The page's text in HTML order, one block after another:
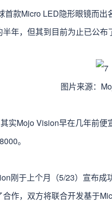
首款Micro LED隐形眼镜而
年，但其到目前为止已公布
图片来源：
实Mojo Vision早在几年前
。
刚于上个月（5/23）宣布
作，双方将联合开发基于